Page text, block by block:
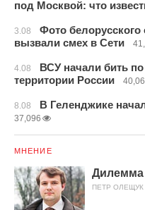
под Москвой: что
3.08
Фото
вызвали смех в Сети
4.08
ВСУ начали бить
территории России
8.08 В Геленджике
37,096
МНЕНИЕ
Дилемма
ПЕТР ОЛЕЩУК